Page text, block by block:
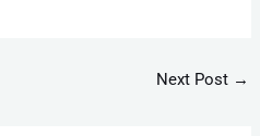
Next Post →